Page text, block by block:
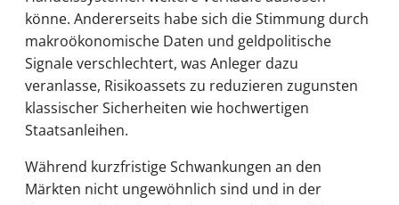
könne. Andererseits habe sich die Stimmung durch
makroökonomische Daten und geldpolitische
Signale verschlechtert, was Anleger dazu
veranlasse, Risikoassets zu reduzieren zugunsten
klassischer Sicherheiten wie hochwertigen
Staatsanleihen.
Während kurzfristige Schwankungen an den
Märkten nicht ungewöhnlich sind und in der